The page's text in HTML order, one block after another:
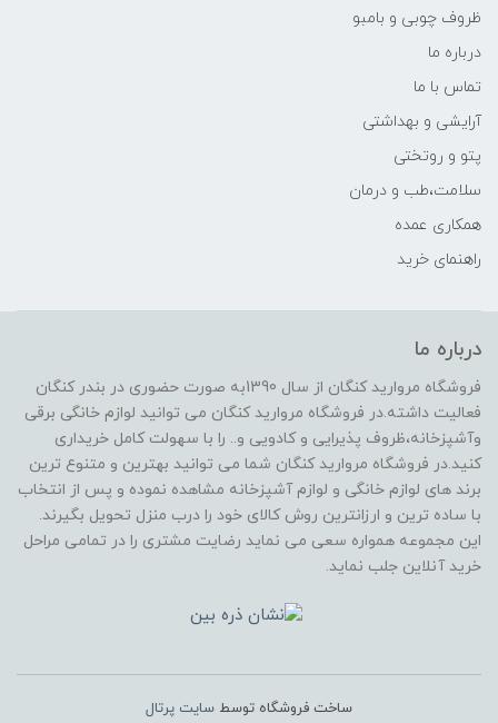
ظروف چوبی و بامبو
درباره ما
تماس با ما
آرایشی و بهداشتی
پتو و روتختی
سلامت،طب و درمان
همکاری عمده
راهنمای خرید
درباره ما
فروشگاه مروارید کنگان از سال 1390به صورت حضوری در بندر کنگان
فعالیت داشته.در فروشگاه مروارید کنگان می توانید لوازم خانگی برقی
وآشپزخانه،ظروف پذیرایی و کادویی و.. را با سهولت کامل خریداری
کنید.در فروشگاه مروارید کنگان شما می توانید بهترین و متنوع ترین
برند های لوازم خانگی و لوازم آشپزخانه مشاهده نموده و پس از انتخاب
با ساده ترین و ارزانترین روش کالای خود را درب منزل تحویل بگیرند.
این مجموعه همواره سعی می نماید رضایت مشتری را در تمامی مراحل
خرید آنلاین جلب نماید.
ساخت فروشگاه توسط سایت پرتال